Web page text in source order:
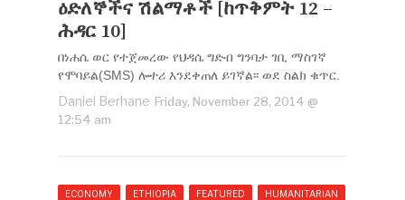
ዕድለኞችና ሽልማቶች [ከጥቅምት 12 –
ሕዳር 10]
በነሐሴ ወር የተጀመረው የህዳሴ ግድብ ግንባታ ገቢ ማስገኛ
የሞባይል(SMS) ሎተሪ እንደቀጠለ ይገኛል፡፡ ወደ ስልክ ቁጥር.
Daniel Berhane Friday, November 28, 2014 @
12:54 am
ECONOMY ETHIOPIA FEATURED
HUMANITARIAN